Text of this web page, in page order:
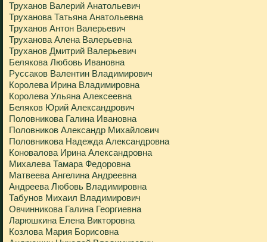
Труханов Валерий Анатольевич
Труханова Татьяна Анатольевна
Труханов Антон Валерьевич
Труханова Алена Валерьевна
Труханов Дмитрий Валерьевич
Белякова Любовь Ивановна
Руссаков Валентин Владимирович
Королева Ирина Владимировна
Королева Ульяна Алексеевна
Беляков Юрий Александрович
Половникова Галина Ивановна
Половников Александр Михайлович
Половникова Надежда Александровна
Коновалова Ирина Александровна
Михалева Тамара Федоровна
Матвеева Ангелина Андреевна
Андреева Любовь Владимировна
Табунов Михаил Владимирович
Овчинникова Галина Георгиевна
Ларюшкина Елена Викторовна
Козлова Мария Борисовна